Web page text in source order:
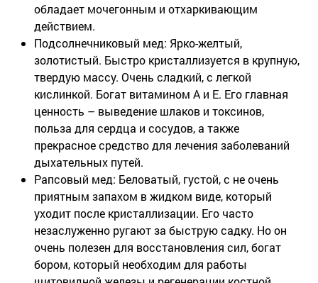
обладает мочегонным и отхаркивающим
действием.
Подсолнечниковый мед: Ярко-желтый,
золотистый. Быстро кристаллизуется в крупную,
твердую массу. Очень сладкий, с легкой
кислинкой. Богат витамином А и Е. Его главная
ценность – выведение шлаков и токсинов,
польза для сердца и сосудов, а также
прекрасное средство для лечения заболеваний
дыхательных путей.
Рапсовый мед: Беловатый, густой, с не очень
приятным запахом в жидком виде, который
уходит после кристаллизации. Его часто
незаслуженно ругают за быструю садку. Но он
очень полезен для восстановления сил, богат
бором, который необходим для работы